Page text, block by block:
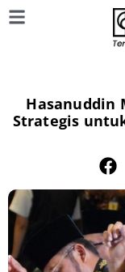
Hasanuddin
Strategis